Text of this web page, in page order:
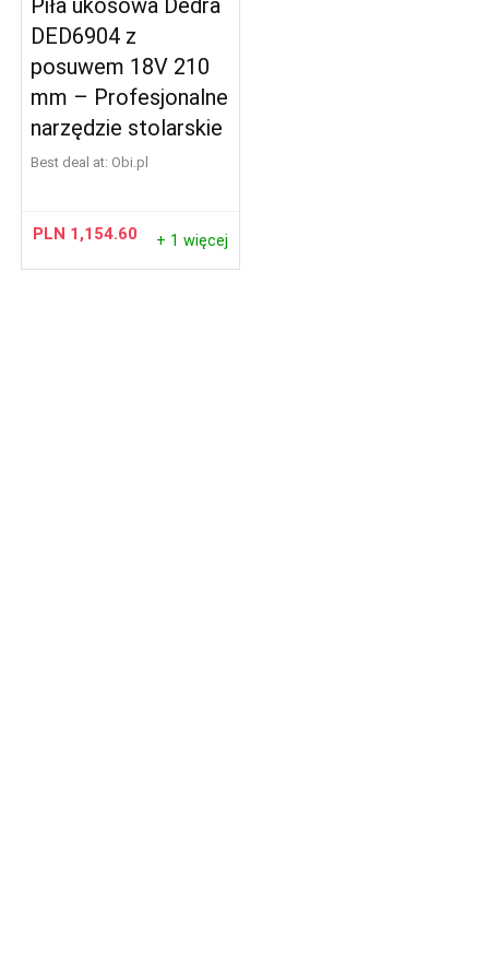
Piła ukosowa Dedra
DED6904 z
posuwem 18V 210
mm – Profesjonalne
narzędzie stolarskie
Best deal at: obi.pl
PLN 1,154.60 + 1 więcej